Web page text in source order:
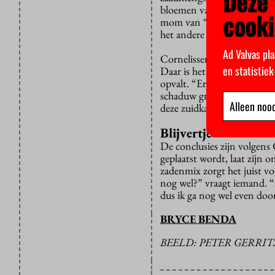
bloemen van het bieslook
mom van “eten is weten”
het andere juist pittig
Cornelissen vraagt ons
Daar is het een stuk
opvalt. “Er zijn hier veel
schaduw groeien hier hele
deze zuidkant te zien,
Blijvertje
De conclusies zijn volgens
geplaatst wordt, laat zijn
zadenmix zorgt het juist
nog wel?” vraagt iemand.
dus ik ga nog wel even
BRYCE BENDA
BEELD: PETER
Ad Valvas
en
Alleen